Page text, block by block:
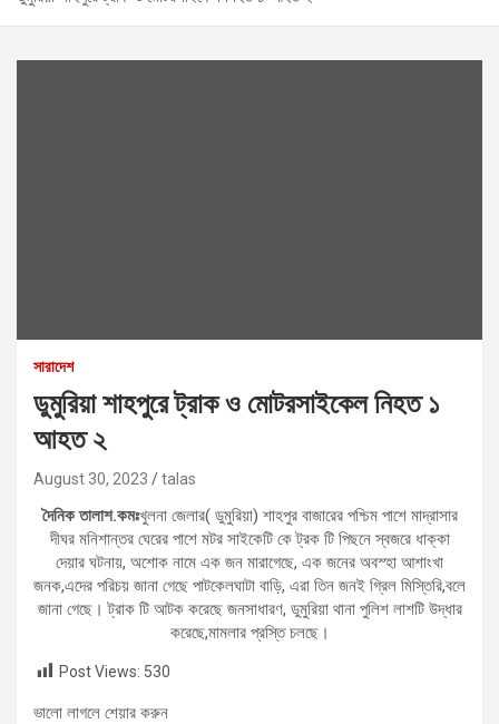
সারাদেশ
ডুমুরিয়া শাহপুরে ট্রাক ও মোটরসাইকেল নিহত ১
আহত ২
August 30, 2023 talas
দৈনিক তালাশ.কমঃখুলনা জেলার( ডুমুরিয়া) শাহপুর বাজারের পশ্চিম পাশে মাদ্রাসার
দীঘর মনিশান্তর ঘেরের পাশে মটর সাইকেটি কে ট্রক টি পিছনে স্বজরে ধাক্কা
দেয়ার ঘটনায়, অশোক নামে এক জন মারাগেছে, এক জনের অবস্হা আশাংখা
জনক,এদের পরিচয় জানা গেছে পাটকেলঘাটা বাড়ি, এরা তিন জনই গ্রিল মিস্তিরি,বলে
জানা গেছে। ট্রাক টি আটক করেছে জনসাধারণ, ডুমুরিয়া থানা পুলিশ লাশটি উদ্ধার
করেছে,মামলার প্রস্তি চলছে।
Post Views: 530
ভালো লাগলে শেয়ার করুন